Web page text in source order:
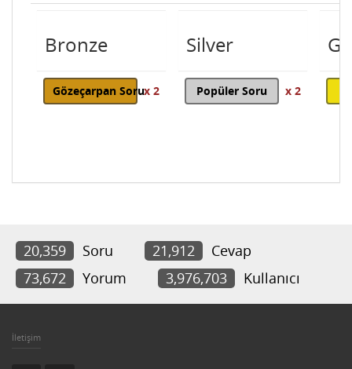
Bronze
Gözeçarpan Sorux 2
Silver
Popüler Soru x 2
20,359 Soru 21,912
Cevap
73,672
Yorum 3,976,703 Kullanıcı
İletişim